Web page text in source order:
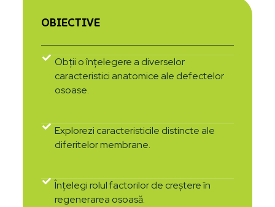
OBIECTIVE
Obții o înțelegere a diverselor
caracteristici anatomice ale defectelor
osoase.
Explorezi caracteristicile distincte ale
diferitelor membrane.
Înțelegi rolul factorilor de creștere în
regenerarea osoasă.